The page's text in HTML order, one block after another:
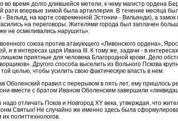
время долго длившейся метели, к чему магистр ордена
рати впервые зимой была артиллерия. В течение месяца
Вельяд, на карте современной Эстонии - Вильянди), а
на переговоры. Жителями города был заплачен
не осмеливались нарушить».
союза против атакующего «Ливонского ордена»,
и в интересах царя Ивана III. К тому же, задачи - в
приятные для человека Благородной крови. Дело
Другого способа выселить из Вольного Пскова
целью, чтобы усилить свою фактическую власть в нем.
Оболенский правил с перерывом в пять лет, ему пришлось
вместе с братом Иваном Оболенским завершили
отличать Псков и Новгород XY века, утверждая, что
Святых! Не случайно же именно здесь была
политтехнологов.